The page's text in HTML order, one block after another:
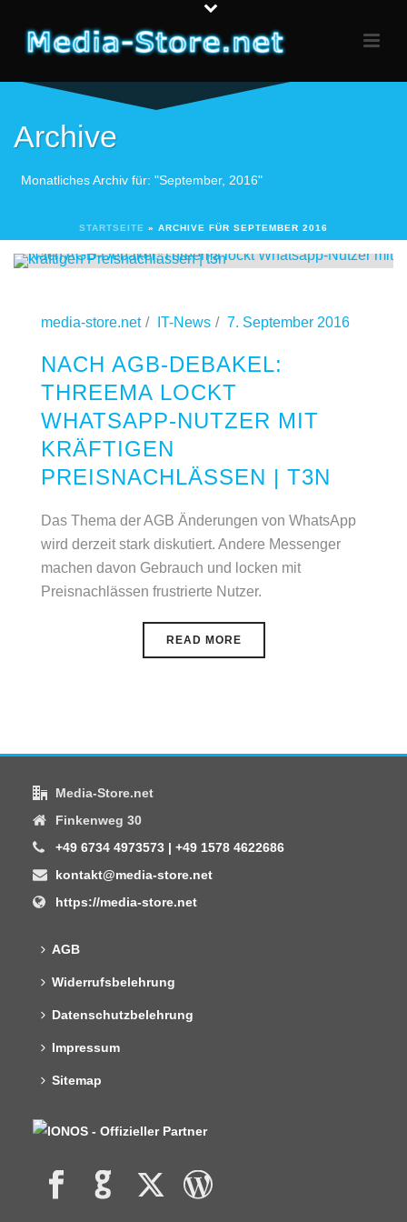
Archive
Monatliches Archiv für: "September, 2016"
STARTSEITE » ARCHIVE FÜR SEPTEMBER 2016
media-store.net IT-News 7. September 2016
NACH AGB-DEBAKEL:
THREEMA LOCKT
WHATSAPP-NUTZER MIT
KRÄFTIGEN
PREISNACHLÄSSEN | T3N
Das Thema der AGB Änderungen von WhatsApp
wird derzeit stark diskutiert. Andere Messenger
machen davon Gebrauch und locken mit
Preisnachlässen frustrierte Nutzer.
READ MORE
Media-Store.net
Finkenweg 30
+49 6734 4973573 | +49 1578 4622686
kontakt@media-store.net
https://media-store.net
AGB
Widerrufsbelehrung
Datenschutzbelehrung
Impressum
Sitemap